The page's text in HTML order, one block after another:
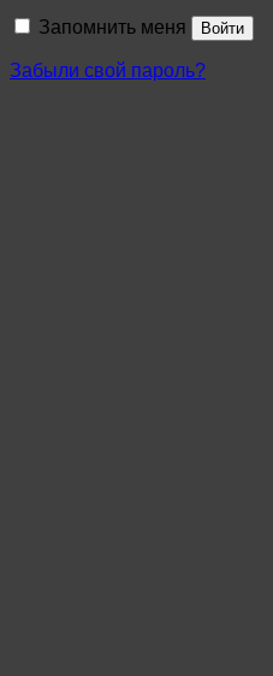
Запомнить меня Войти
Забыли свой пароль?